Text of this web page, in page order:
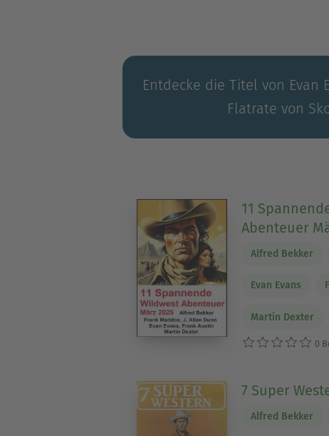
Entdecke die Titel von Evan
Flatrate von
11
Abenteuer
Alfred Bekker
Evan Evans
Martin Dexter
0
7 Super
Alfred Bekker